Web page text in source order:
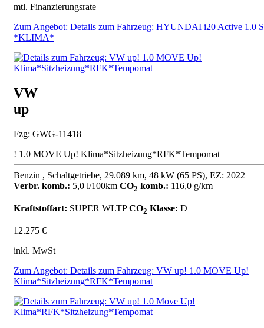
mtl. Finanzierungsrate
Zum Angebot: Details zum Fahrzeug: HYUNDAI i20 Active 1.0
*KLIMA*
VW
up
Fzg: GWG-11418
! 1.0 MOVE Up! Klima*Sitzheizung*RFK*Tempomat
Benzin , Schaltgetriebe, 29.089 km, 48 kW (65 PS), EZ: 2022
Verbr. komb.: 5,0 l/100km CO2 komb.: 116,0 g/km
Kraftstoffart: SUPER WLTPCO2 Klasse: D
12.275 €
inkl. MwSt
Zum Angebot: Details zum Fahrzeug: VW up! 1.0 MOVE Up!
Klima*Sitzheizung*RFK*Tempomat